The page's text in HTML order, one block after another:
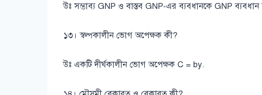
উঃ সম্ভাব্য GNP ও বাস্তব GNP-এর ব্যবধানকে GNP ব্যবধান
১৩। স্বল্পকালীন ভোগ অপেক্ষক কী?
উঃ একটি দীর্ঘকালীন ভোগ অপেক্ষক C = by.